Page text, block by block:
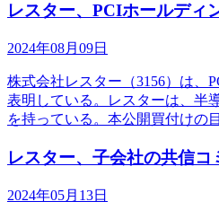
レスター、PCIホールディ
2024年08月09日
株式会社レスター（3156）は、
表明している。レスターは、半
を持っている。本公開買付けの
レスター、子会社の共信
2024年05月13日